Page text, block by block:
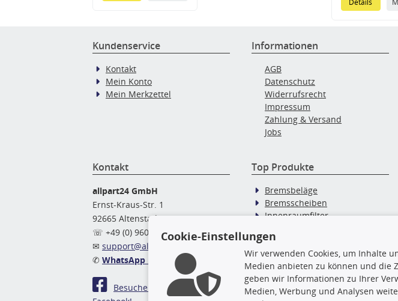
Details
Kundenservice
Kontakt
Mein Konto
Mein Merkzettel
Informationen
AGB
Datenschutz
Widerrufsrecht
Impressum
Zahlung & Versand
Jobs
Kontakt
allpart24 GmbH
Ernst-Kraus-Str. 1
92665 Altenstadt
☏ +49 (0) 9602 / 9 42 49 46
✉ support@allpart24.de
✆ WhatsApp Nachricht
Besuchen Sie uns auf
Top Produkte
Bremsbeläge
Bremsscheiben
Innenraumfilter
Wischerblätter
Zündkerzen
Cookie-Einstellungen
Wir verwenden Cookies, um Inhalte
Medien anbieten zu können und die
geben wir Informationen zu Ihrer
Medien, Werbung und Analysen